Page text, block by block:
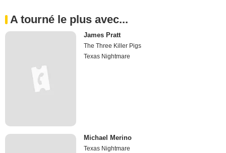
A tourné le plus avec...
James Pratt
The Three Killer Pigs
Texas Nightmare
Michael Merino
Texas Nightmare